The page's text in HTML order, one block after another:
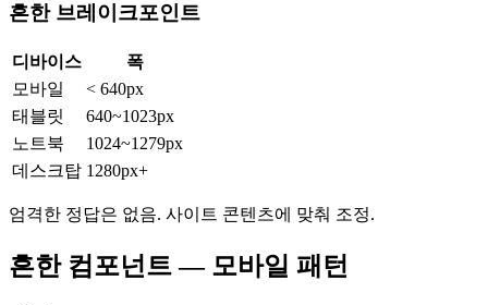
흔한 브레이크포인트
디바이스
폭
모바일
< 640px
태블릿
640~1023px
노트북
1024~1279px
데스크탑 1280px+
엄격한 정답은 없음. 사이트 콘텐츠에 맞춰 조정.
흔한 컴포넌트 — 모바일 패턴